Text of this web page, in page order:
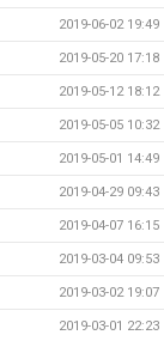
2019-06-02 19:49
2019-05-20 17:18
2019-05-12 18:12
2019-05-05 10:32
2019-05-01 14:49
2019-04-29 09:43
2019-04-07 16:15
2019-03-04 09:53
2019-03-02 19:07
2019-03-01 22:23